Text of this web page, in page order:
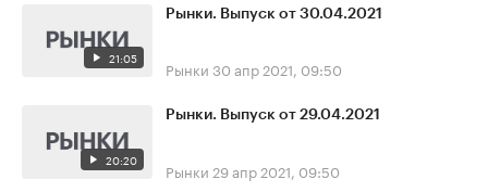
21:05
Рынки. Выпуск от 30.04.2021
Рынки 30 апр 2021, 09:50
20:20
Рынки. Выпуск от 29.04.2021
Рынки 29 апр 2021, 09:50